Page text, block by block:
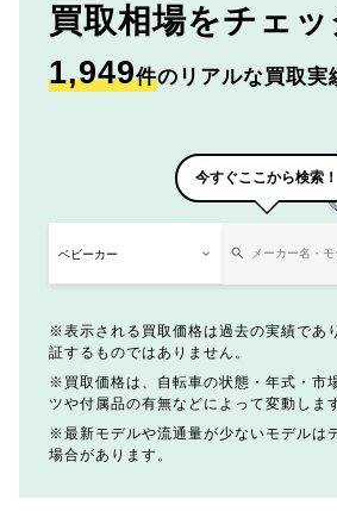
買取相場をチェッ
1,949件のリアルな買取実
今すぐここから検索！
表示される買取価格は過去の実績であ
証するものではありません。
買取価格は、自転車の状態・年式・市
ツや付属品の有無などによって変動しま
最新モデルや流通量が少ないモデルは
場合があります。